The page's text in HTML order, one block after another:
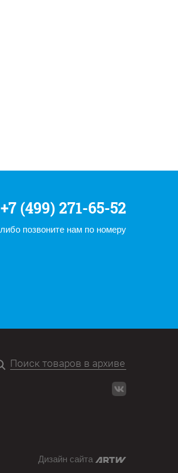
+7 (499) 271-65-52
либо позвоните нам по номеру
Дизайн сайта